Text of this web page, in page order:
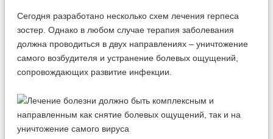
Сегодня разработано несколько схем лечения герпеса
зостер. Однако в любом случае терапия заболевания
должна проводиться в двух направлениях – уничтожение
самого возбудителя и устранение болевых ощущений,
сопровождающих развитие инфекции.